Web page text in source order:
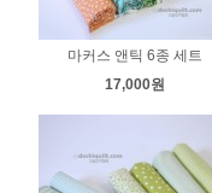
마커스 앤틱 6종 세트
17,000원